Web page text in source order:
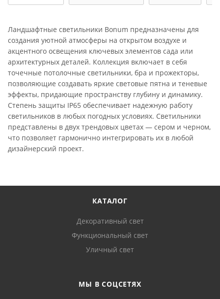
Ландшафтные светильники Bonum предназначены для
создания уютной атмосферы на открытом воздухе и
акцентного освещения ключевых элементов сада или
архитектурных деталей. Коллекция включает в себя
точечные потолочные светильники, бра и прожекторы,
позволяющие создавать яркие световые пятна и теневые
эффекты, придающие пространству глубину и динамику.
Степень защиты IP65 обеспечивает надежную работу
светильников в любых погодных условиях. Светильники
представлены в двух трендовых цветах — сером и черном,
что позволяет гармонично интегрировать их в любой
дизайнерский проект.
КАТАЛОГ
Декоративный свет
Функциональный свет
Уличный свет
МЫ В СОЦСЕТЯХ